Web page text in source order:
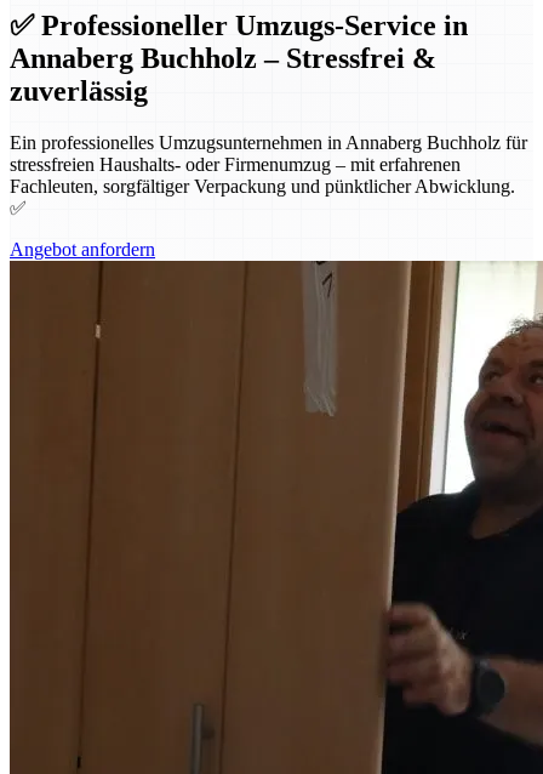
✅ Professioneller Umzugs-Service in
Annaberg Buchholz – Stressfrei &
zuverlässig
Ein professionelles Umzugsunternehmen in Annaberg Buchholz für
stressfreien Haushalts- oder Firmenumzug – mit erfahrenen
Fachleuten, sorgfältiger Verpackung und pünktlicher Abwicklung.
✅
Angebot anfordern